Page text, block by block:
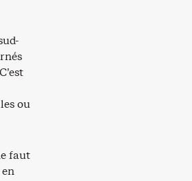
ou
faut